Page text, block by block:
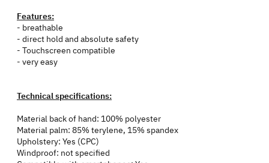
Features:
- breathable
- direct hold and absolute safety
- Touchscreen compatible
- very easy
Technical specifications:
Material back of hand: 100% polyester
Material palm: 85% terylene, 15% spandex
Upholstery: Yes (CPC)
Windproof: not specified